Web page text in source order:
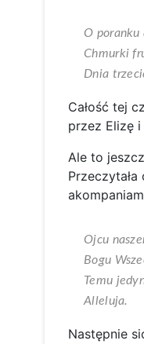
O poranku
Chmurki
Dnia
Całość tej
przez Elizę i
Ale to
Ojcu
Bogu
Temu
Alleluja.
Następnie